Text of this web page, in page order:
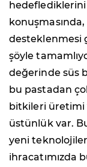
hedeflediklerini
desteklenmesi
şöyle
değerinde süs
bu pastadan
bitkileri üretimi
üstünlük var.
yeni
ihracatımızda